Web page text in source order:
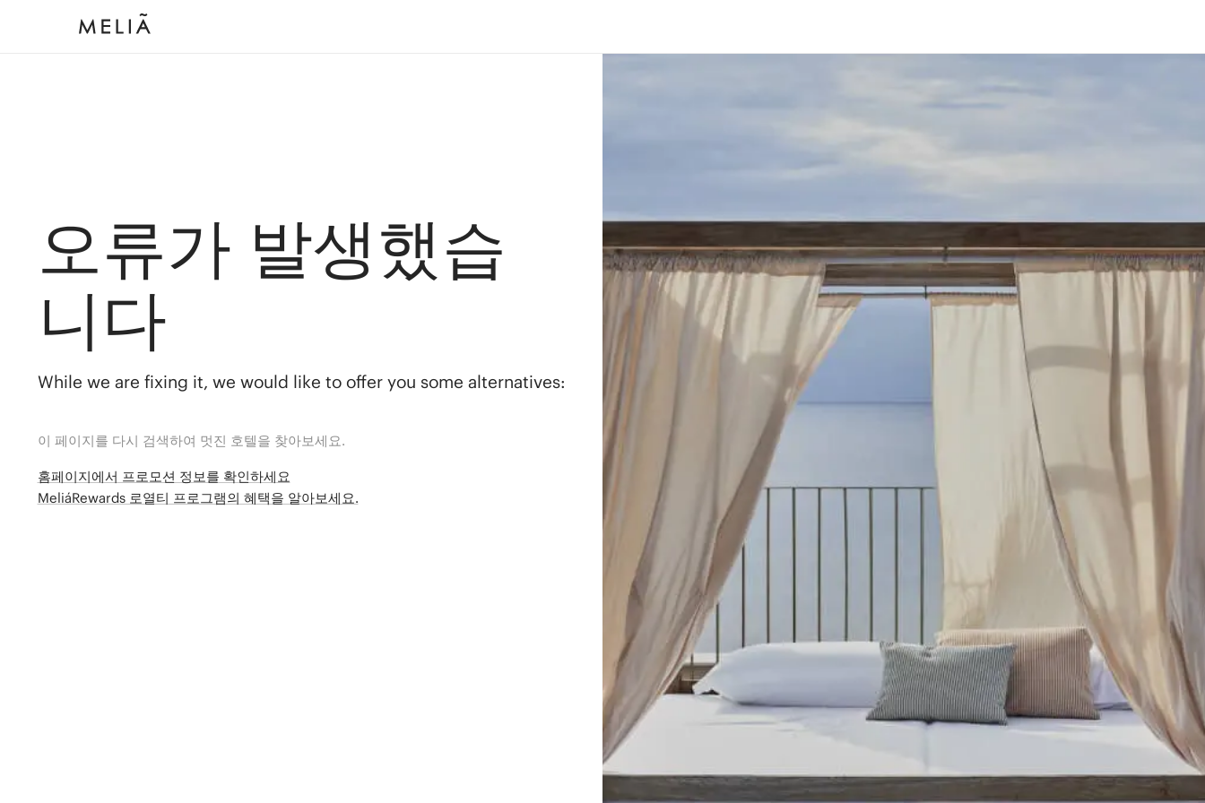
오류가 발생했습
니다
While we are fixing it, we would like to offer you some alternatives:
이 페이지를 다시 검색하여 멋진 호텔을 찾아보세요.
홈페이지에서 프로모션 정보를 확인하세요
MeliáRewards 로열티 프로그램의 혜택을 알아보세요.